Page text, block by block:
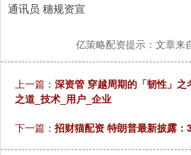
通讯员 穗规资宣
亿策略配资提示：文章来
上一篇： 深资管 穿越周期的「韧性」之
之道_技术_用户_企业
下一篇： 招财猫配资 特朗普最新披露